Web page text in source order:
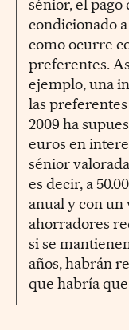
sénior, el pago
condicionado
como ocurre
preferentes.
ejemplo, una
las
2009 ha
euros en
sénior
es decir, a
anual y con un
ahorradores
si se
años, habrán
que habría